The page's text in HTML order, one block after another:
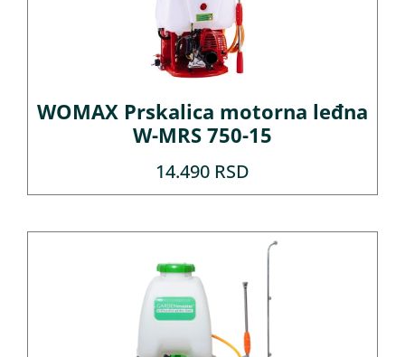
WOMAX Prskalica motorna leđna
W-MRS 750-15
14.490 RSD